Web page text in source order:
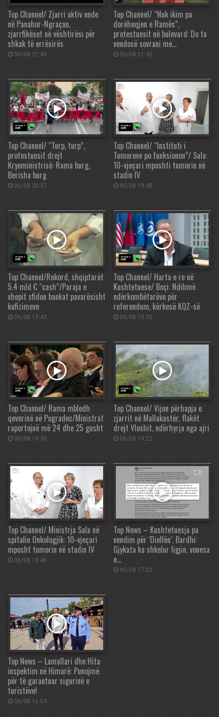
Top Channel/ Zjarri aktiv ende
në Panahor-Ngraçan,
zjarrfikëset në vështirësi për
shkak të errësirës
06/08 21:45
Top Channel/ “Nuk ikim pa
dorëheqjen e Ramës”,
protestuesit në bulevard: Do ta
vendosë sovrani me…
06/08 21:42
Top Channel/ “Turp, turp”,
protestuesit drejt
Kryeministrisë: Rama burg,
Berisha burg
06/08 20:37
Top Channel/ “Instituti i
Tumoreve po funksionon”/ Sala:
10-vjeçari mposhti tumorin në
stadin IV
06/08 19:48
Top Channel/Rekord, shqiptarët
5.4 mld € “cash”/Paraja e
xhepit sfidon bankat pavarësisht
kufizimeve
06/08 19:43
Top Channel/ Harta e re në
Kushtetuese/ Boçi: Ndihmë
ndërkombëtarëve për
referendum, kërkesë KQZ-së
06/08 19:35
Top Channel/ Rama mbledh
qeverinë në Pogradec/Ministrat
raportojnë më 24 dhe 25 gusht
06/08 19:30
Top Channel/ Vijon përhapja e
zjarrit në Mallakastër, flakët
drejt Vloshit, ndërhyrja nga ajri
06/08 19:22
Top Channel/ Ministrja Sala në
spitalin Onkologjik: 10-vjeçari
mposht tumorin në stadin IV
06/08 18:46
Top News – Kushtetuesja pa
vendim për ‘Diellën’. Bardhi:
Gjykata ka shkelur ligjin, vonesa
e…
06/08 17:02
Top News – Lamallari dhe Hita
inspektim në Himarë: Punojmë
për të garantuar sigurinë e
turistëve!
06/08 16:54